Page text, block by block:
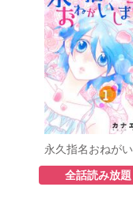
全話読み放題